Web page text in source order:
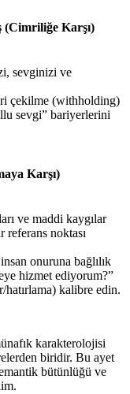
(Cimriliğe Karşı)
sevginizi ve
çekilme (withholding)
sevgi” bariyerlerini
Karşı)
ve maddi kaygılar
noktası
onuruna bağlılık
hizmet ediyorum?”
hatırlama) kalibre edin.
karakterolojisi
biridir. Bu ayet
bütünlüğü ve